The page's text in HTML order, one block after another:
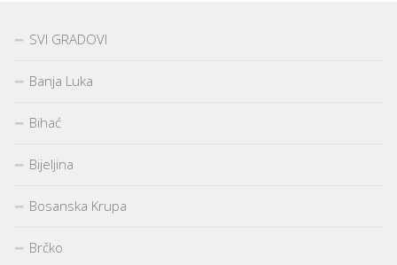
SVI GRADOVI
Banja Luka
Bihać
Bijeljina
Bosanska Krupa
Brčko